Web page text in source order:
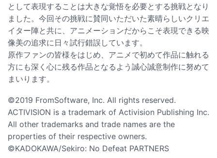
として表現することは大きな覚悟を必要とする挑戦となり
ました。今回その挑戦に賛同いただいた素晴らしいクリエ
イター陣と共に、アニメーションだからこそ表現できる映
像美の追求に日々試行錯誤しています。
原作ファンの皆様をはじめ、アニメで初めて作品に触れる
方にも深く心に残る作品となるよう誠心誠意制作に努めて
まいります。
©2019 FromSoftware, Inc. All rights reserved.
ACTIVISION is a trademark of Activision Publishing Inc.
All other trademarks and trade names are the
properties of their respective owners.
©KADOKAWA/Sekiro: No Defeat PARTNERS